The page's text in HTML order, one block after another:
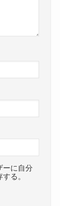
ーに自分
る。